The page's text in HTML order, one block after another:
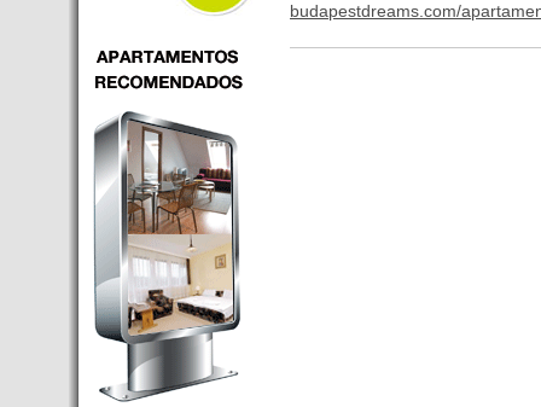
- Inaugurado en BUDAPEST el
puede ser controlado por
Smarthfones de sus clientes
- HOTEL Moments Budapest,
éste sí es un ‘gran hotel
Budapest’.
- Hoteles en BUDAPEST:
Resultados octubre de 2016,
subida del 15% ocupación y
del 25,6% en el RevPar
- Nuevo Hotel en Budapest
bajo la marca Exe Hotusa
- Transfer Aeropuerto de
BUDAPEST
budapestdreams.com/